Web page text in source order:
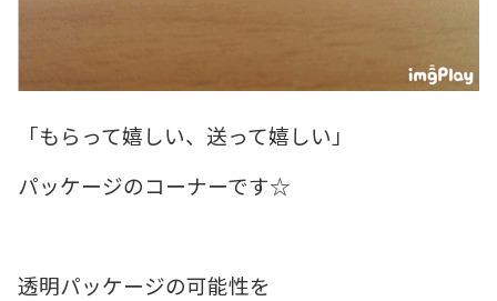
「もらって嬉しい、送って嬉しい」
パッケージのコーナーです☆
透明パッケージの可能性を